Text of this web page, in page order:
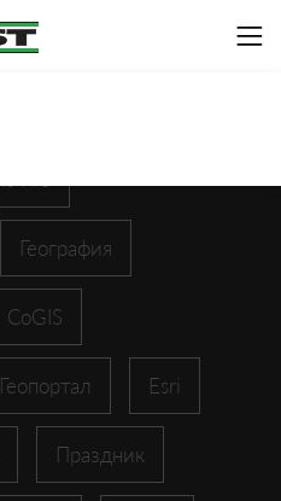
География
CoGIS
Геопортал Esri
Праздник